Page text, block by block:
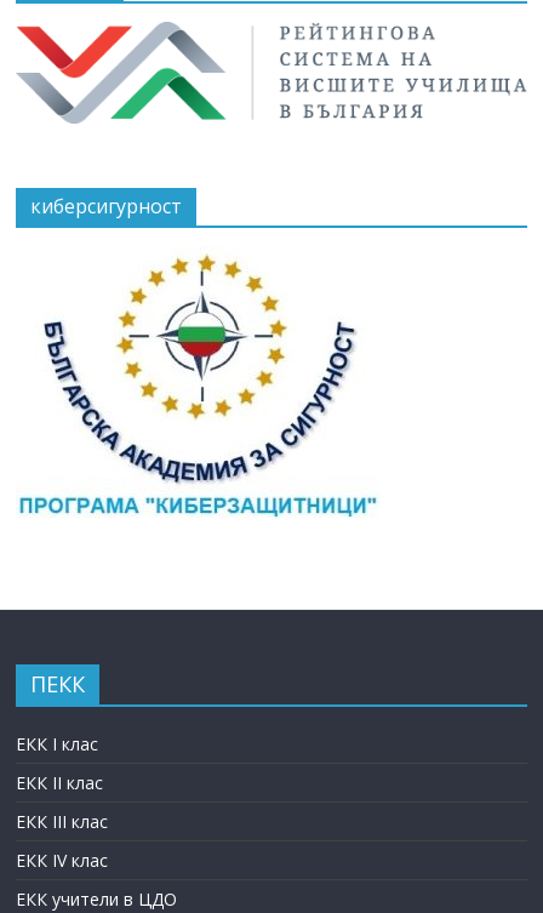
киберсигурност
ПЕКК
ЕКК I клас
ЕКК II клас
ЕКК III клас
ЕКК IV клас
ЕКК учители в ЦДО